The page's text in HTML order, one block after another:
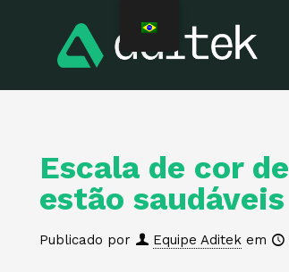
Escala de cor
estão saudáveis
Publicado por Equipe Aditek em